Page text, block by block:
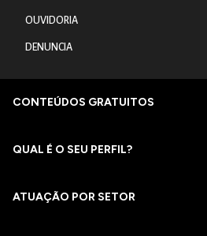
OUVIDORIA
DENUNCIA
CONTEÚDOS GRATUITOS
QUAL É O SEU PERFIL?
ATUAÇÃO POR SETOR